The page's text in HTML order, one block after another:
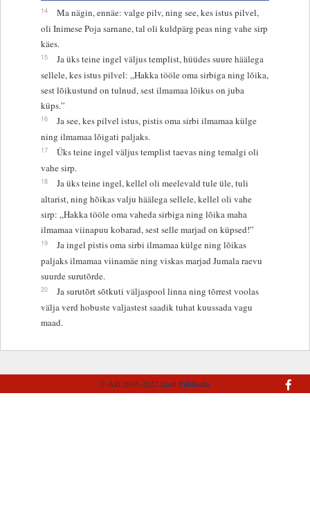
14
Ma nägin, ennäe: valge pilv, ning see, kes istus pilvel,
oli Inimese Poja sarnane, tal oli kuldpärg peas ning vahe sirp
käes.
15
Ja üks teine ingel väljus templist, hüüdes suure häälega
sellele, kes istus pilvel: „Hakka tööle oma sirbiga ning lõika,
sest lõikustund on tulnud, sest ilmamaa lõikus on juba
küps.”
16
Ja see, kes pilvel istus, pistis oma sirbi ilmamaa külge
ning ilmamaa lõigati paljaks.
17
Üks teine ingel väljus templist taevas ning temalgi oli
vahe sirp.
18
Ja üks teine ingel, kellel oli meelevald tule üle, tuli
altarist, ning hõikas valju häälega sellele, kellel oli vahe
sirp: „Hakka tööle oma vaheda sirbiga ning lõika maha
ilmamaa viinapuu kobarad, sest selle marjad on küpsed!”
19
Ja ingel pistis oma sirbi ilmamaa külge ning lõikas
paljaks ilmamaa viinamäe ning viskas marjad Jumala raevu
suurde surutõrde.
20
Ja surutõrt sõtkuti väljaspool linna ning tõrrest voolas
välja verd hobuste valjastest saadik tuhat kuussada vagu
maad.
© AD 2005-2022Eesti Piibliselts